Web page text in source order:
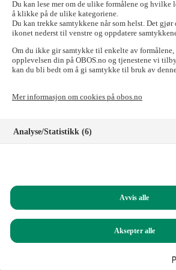
Skal du til OBOS-banken, Tryg
OBOS-medlemmer, Styrerommet
Det går fint! Tilgangen til disse nettstedene
Logg inn i nettbanken for
Signeringsportalen
Logg inn på Styrerommet
Logg inn på Vibbo
Ring oss på
(mandag til fredag,
Du kan også sende e-post til: obos@obos.no
Du kan lese mer om de ulike formålene og hvilke
å klikke på de ulike kategoriene.
Du kan trekke samtykkene når som helst. Det
ikonet nederst til venstre og oppdatere
Om du ikke gir samtykke til enkelte av
opplevelsen din på OBOS.no og tjenestene vi
kan du bli bedt om å gi samtykke til bruk av
Mer informasjon om cookies på obos.no
Analyse/Statistikk (6)
Funksjonelle (8)
Helt nødvendige (1)
Avvis alle
Aksepter alle